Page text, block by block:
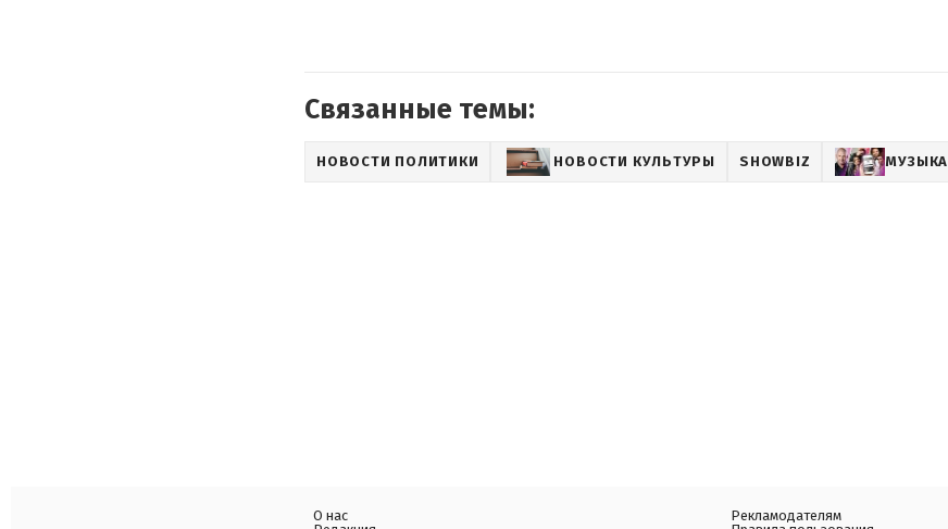
Связанные темы:
НОВОСТИ ПОЛИТИКИ НОВОСТИ КУЛЬТУРЫ SHOWBIZ МУЗЫКА
О нас
Рекламодателям